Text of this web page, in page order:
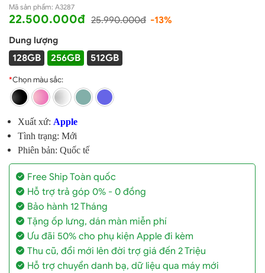
Mã sản phẩm: A3287
22.500.000đ 25.990.000đ -13%
Dung lượng
128GB 256GB 512GB
*Chọn màu sắc:
Xuất xứ: Apple
Tình trạng: Mới
Phiên bản: Quốc tế
Free Ship Toàn quốc
Hỗ trợ trả góp 0% - 0 đồng
Bảo hành 12 Tháng
Tặng ốp lưng, dán màn miễn phí
Ưu đãi 50% cho phụ kiện Apple đi kèm
Thu cũ, đổi mới lên đời trợ giá đến 2 Triệu
Hỗ trợ chuyển danh bạ, dữ liệu qua máy mới